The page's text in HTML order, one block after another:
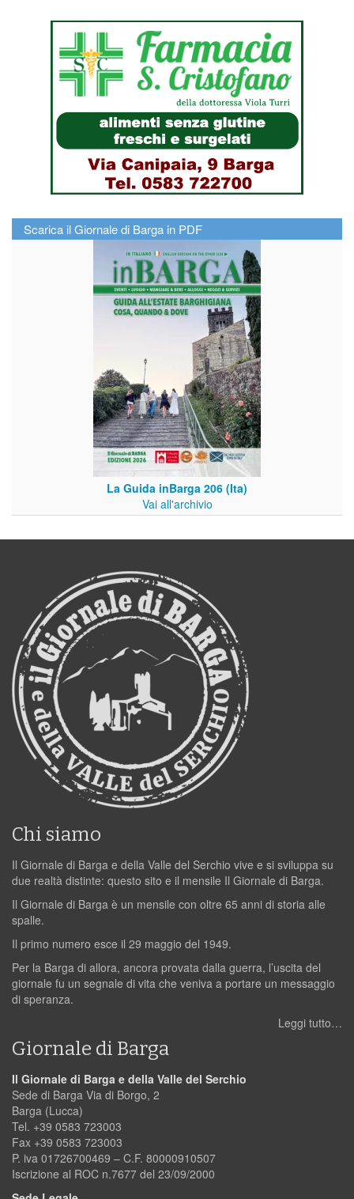
Scarica il Giornale di Barga in PDF
La Guida inBarga 206 (Ita)
Vai all'archivio
Chi siamo
Il Giornale di Barga e della Valle del Serchio vive e si sviluppa su
due realtà distinte: questo sito e il mensile Il Giornale di Barga.
Il Giornale di Barga è un mensile con oltre 65 anni di storia alle
spalle.
Il primo numero esce il 29 maggio del 1949.
Per la Barga di allora, ancora provata dalla guerra, l’uscita del
giornale fu un segnale di vita che veniva a portare un messaggio
di speranza.
Leggi tutto…
Giornale di Barga
Il Giornale di Barga e della Valle del Serchio
Sede di Barga Via di Borgo, 2
Barga (Lucca)
Tel. +39 0583 723003
Fax +39 0583 723003
P. iva 01726700469 – C.F. 80000910507
Iscrizione al ROC n.7677 del 23/09/2000